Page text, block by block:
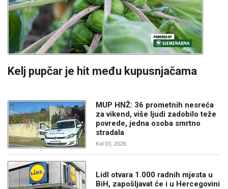
Kelj pupčar je hit među kupusnjačama
MUP HNŽ: 36 prometnih nesreća
za vikend, više ljudi zadobilo teže
povrede, jedna osoba smrtno
stradala
Kol 03, 2026
Lidl otvara 1.000 radnih mjesta u
BiH, zapošljavat će i u Hercegovini